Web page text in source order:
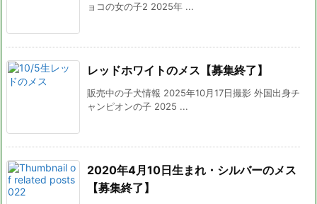
ョコの女の子2 2025年 ...
レッドホワイトのメス【募集終了】
販売中の子犬情報 2025年10月17日撮影 外国出身チ
ャンピオンの子 2025 ...
2020年4月10日生まれ・シルバーのメス
【募集終了】